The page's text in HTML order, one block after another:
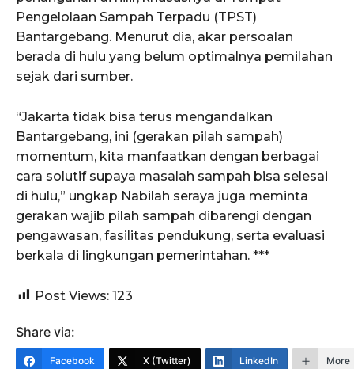
Pengelolaan Sampah Terpadu (TPST)
Bantargebang. Menurut dia, akar persoalan
berada di hulu yang belum optimalnya pemilahan
sejak dari sumber.
“Jakarta tidak bisa terus mengandalkan
Bantargebang, ini (gerakan pilah sampah)
momentum, kita manfaatkan dengan berbagai
cara solutif supaya masalah sampah bisa selesai
di hulu,” ungkap Nabilah seraya juga meminta
gerakan wajib pilah sampah dibarengi dengan
pengawasan, fasilitas pendukung, serta evaluasi
berkala di lingkungan pemerintahan. ***
Post Views: 123
Share via:
Facebook X (Twitter) LinkedIn More